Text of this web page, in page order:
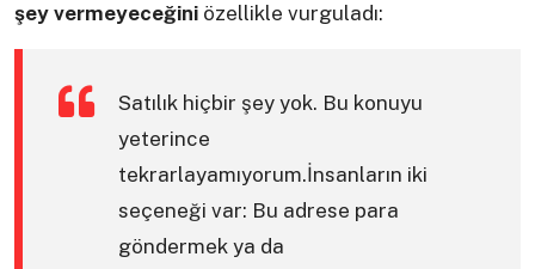
şey vermeyeceğini özellikle vurguladı:
Satılık hiçbir şey yok. Bu konuyu
yeterince
tekrarlayamıyorum.İnsanların iki
seçeneği var: Bu adrese para
göndermek ya da